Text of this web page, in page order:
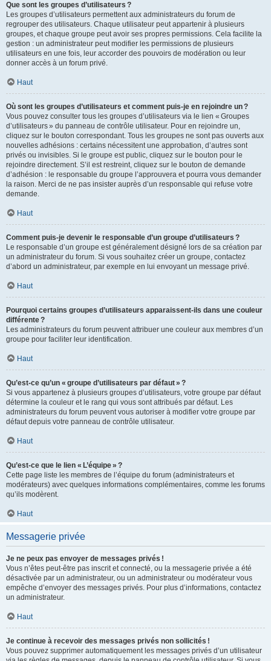
Que sont les groupes d’utilisateurs ?
Les groupes d’utilisateurs permettent aux administrateurs du forum de
regrouper des utilisateurs. Chaque utilisateur peut appartenir à plusieurs
groupes, et chaque groupe peut avoir ses propres permissions. Cela facilite la
gestion : un administrateur peut modifier les permissions de plusieurs
utilisateurs en une fois, leur accorder des pouvoirs de modération ou leur
donner accès à un forum privé.
Haut
Où sont les groupes d’utilisateurs et comment puis-je en rejoindre un ?
Vous pouvez consulter tous les groupes d’utilisateurs via le lien « Groupes
d’utilisateurs » du panneau de contrôle utilisateur. Pour en rejoindre un,
cliquez sur le bouton correspondant. Tous les groupes ne sont pas ouverts aux
nouvelles adhésions : certains nécessitent une approbation, d’autres sont
privés ou invisibles. Si le groupe est public, cliquez sur le bouton pour le
rejoindre directement. S’il est restreint, cliquez sur le bouton de demande
d’adhésion : le responsable du groupe l’approuvera et pourra vous demander
la raison. Merci de ne pas insister auprès d’un responsable qui refuse votre
demande.
Haut
Comment puis-je devenir le responsable d’un groupe d’utilisateurs ?
Le responsable d’un groupe est généralement désigné lors de sa création par
un administrateur du forum. Si vous souhaitez créer un groupe, contactez
d’abord un administrateur, par exemple en lui envoyant un message privé.
Haut
Pourquoi certains groupes d’utilisateurs apparaissent-ils dans une couleur
différente ?
Les administrateurs du forum peuvent attribuer une couleur aux membres d’un
groupe pour faciliter leur identification.
Haut
Qu’est-ce qu’un « groupe d’utilisateurs par défaut » ?
Si vous appartenez à plusieurs groupes d’utilisateurs, votre groupe par défaut
détermine la couleur et le rang qui vous sont attribués par défaut. Les
administrateurs du forum peuvent vous autoriser à modifier votre groupe par
défaut depuis votre panneau de contrôle utilisateur.
Haut
Qu’est-ce que le lien « L’équipe » ?
Cette page liste les membres de l’équipe du forum (administrateurs et
modérateurs) avec quelques informations complémentaires, comme les forums
qu’ils modèrent.
Haut
Messagerie privée
Je ne peux pas envoyer de messages privés !
Vous n’êtes peut-être pas inscrit et connecté, ou la messagerie privée a été
désactivée par un administrateur, ou un administrateur ou modérateur vous
empêche d’envoyer des messages privés. Pour plus d’informations, contactez
un administrateur.
Haut
Je continue à recevoir des messages privés non sollicités !
Vous pouvez supprimer automatiquement les messages privés d’un utilisateur